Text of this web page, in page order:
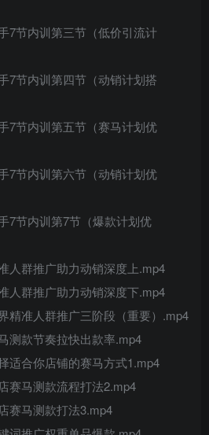
7节内训第三节（低价引流计
7节内训第四节（动销计划搭
7节内训第五节（赛马计划优
7节内训第六节（动销计划优
7节内训第7节（爆款计划优
人群推广助力动销深度上.mp4
人群推广助力动销深度下.mp4
精准人群推广三阶段（重要）.mp4
测款节奏拉快出款率.mp4
适合你店铺的赛马方式1.mp4
赛马测款流程打法2.mp4
赛马测款打法3.mp4